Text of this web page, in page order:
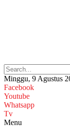
Minggu, 9 Agustus
Facebook
Youtube
Whatsapp
Tv
Menu